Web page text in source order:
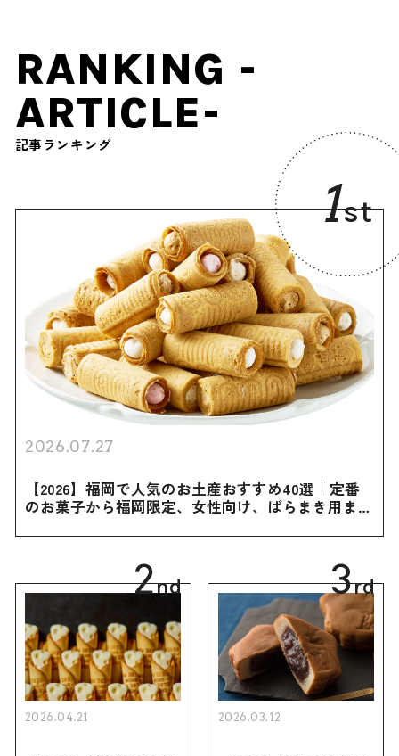
RANKING -
ARTICLE-
記事ランキング
1st
2026.07.27
【2026】福岡で人気のお土産おすすめ40選｜定番
のお菓子から福岡限定、女性向け、ばらまき用まで
2nd
2026.04.21
3rd
2026.03.12